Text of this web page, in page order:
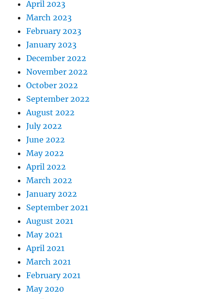
April 2023
March 2023
February 2023
January 2023
December 2022
November 2022
October 2022
September 2022
August 2022
July 2022
June 2022
May 2022
April 2022
March 2022
January 2022
September 2021
August 2021
May 2021
April 2021
March 2021
February 2021
May 2020